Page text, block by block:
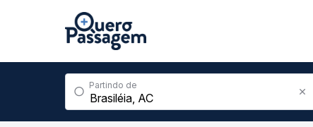
Partindo de